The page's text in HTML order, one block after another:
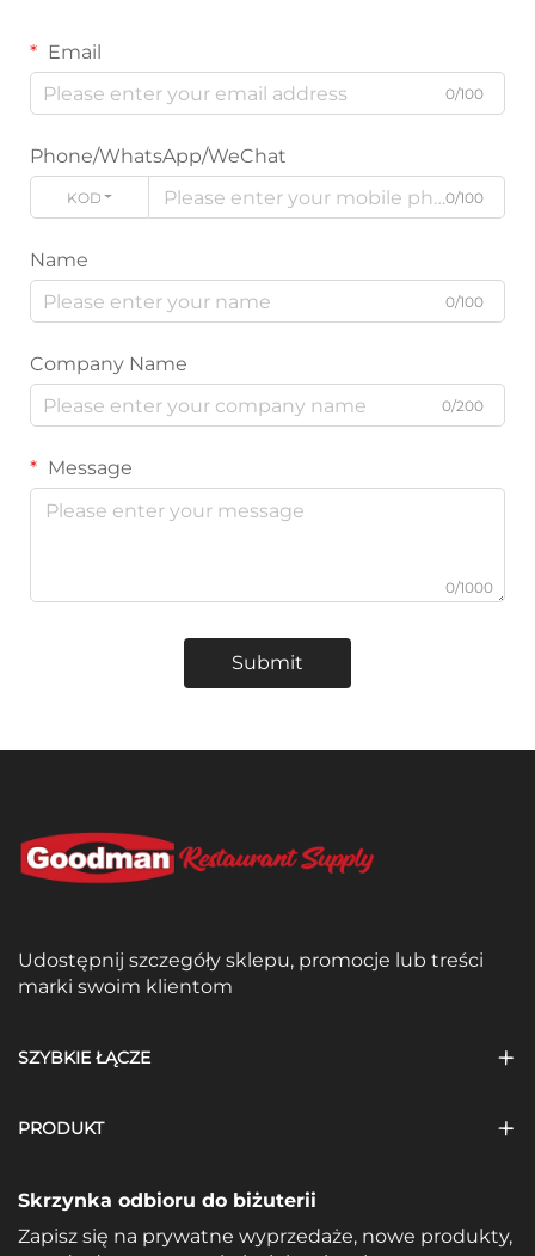
Email
0/100
Phone/WhatsApp/WeChat
KOD 0/100
Name
0/100
Company Name
0/200
Message
0/1000
Submit
Udostępnij szczegóły sklepu, promocje lub treści
marki swoim klientom
SZYBKIE ŁĄCZE
PRODUKT
Skrzynka odbioru do biżuterii
Zapisz się na prywatne wyprzedaże, nowe produkty,